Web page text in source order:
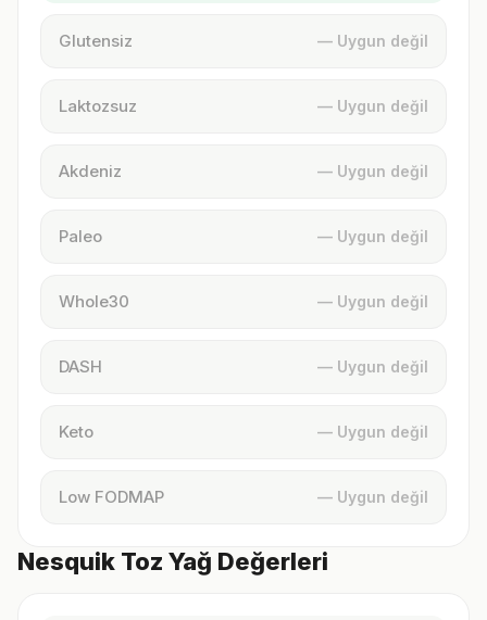
Glutensiz — Uygun değil
Laktozsuz — Uygun değil
Akdeniz — Uygun değil
Paleo — Uygun değil
Whole30 — Uygun değil
DASH — Uygun değil
Keto — Uygun değil
Low FODMAP — Uygun değil
Nesquik Toz Yağ Değerleri